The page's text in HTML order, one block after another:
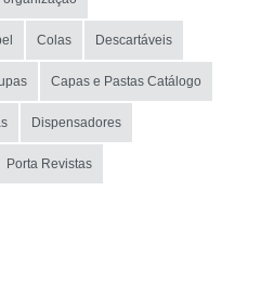
Colas Descartáveis
Capas e Pastas Catálogo
Dispensadores
Porta Revistas